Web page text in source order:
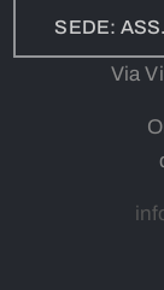
SEDE:
Via